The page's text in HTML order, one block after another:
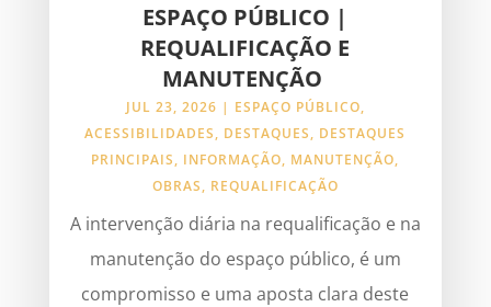
ESPAÇO PÚBLICO |
REQUALIFICAÇÃO E
MANUTENÇÃO
JUL 23, 2026 | ESPAÇO PÚBLICO,
ACESSIBILIDADES, DESTAQUES, DESTAQUES
PRINCIPAIS, INFORMAÇÃO, MANUTENÇÃO,
OBRAS, REQUALIFICAÇÃO
A intervenção diária na requalificação e na
manutenção do espaço público, é um
compromisso e uma aposta clara deste